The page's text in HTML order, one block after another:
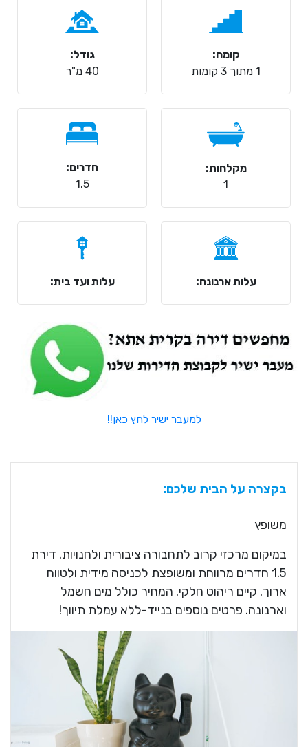
קומה:
1 מתוך 3 קומות
גודל:
40 מ"ר
מקלחות:
1
חדרים:
1.5
עלות ארנונה: עלות ועד בית:
למעבר ישיר לחץ כאן!!
בקצרה על הבית שלכם:
משופץ
במיקום מרכזי קרוב לתחבורה ציבורית ולחנויות. דירת
1.5 חדרים מרווחת ומשופצת לכניסה מידית ולטווח
ארוך. קיים ריהוט חלקי. המחיר כולל מים חשמל
וארנונה. פרטים נוספים בנייד-ללא עמלת תיווך!